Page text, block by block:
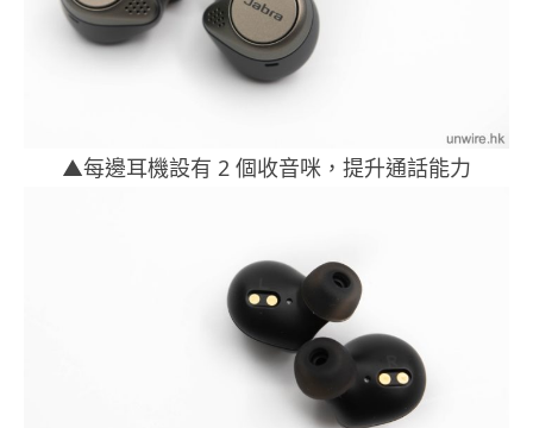
▲每邊耳機設有 2 個收音咪，提升通話能力